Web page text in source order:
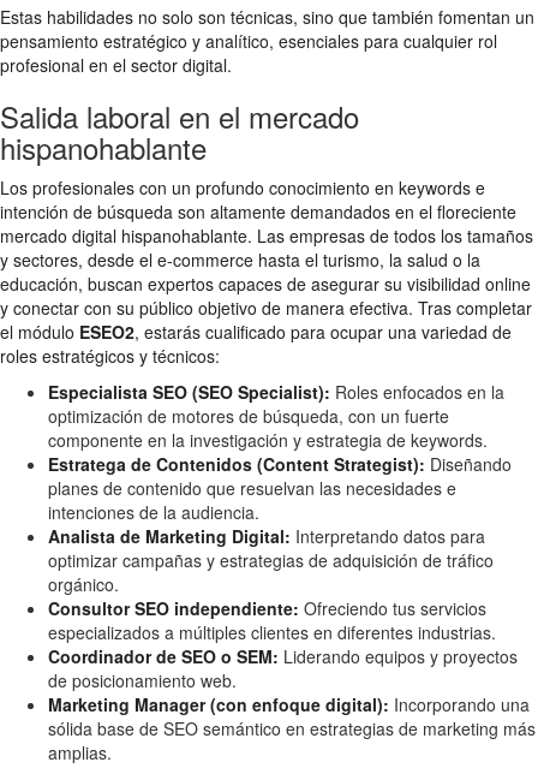
Estas habilidades no solo son técnicas, sino que también fomentan un
pensamiento estratégico y analítico, esenciales para cualquier rol
profesional en el sector digital.
Salida laboral en el mercado
hispanohablante
Los profesionales con un profundo conocimiento en keywords e
intención de búsqueda son altamente demandados en el floreciente
mercado digital hispanohablante. Las empresas de todos los tamaños
y sectores, desde el e-commerce hasta el turismo, la salud o la
educación, buscan expertos capaces de asegurar su visibilidad online
y conectar con su público objetivo de manera efectiva. Tras completar
el módulo ESEO2, estarás cualificado para ocupar una variedad de
roles estratégicos y técnicos:
Especialista SEO (SEO Specialist): Roles enfocados en la
optimización de motores de búsqueda, con un fuerte
componente en la investigación y estrategia de keywords.
Estratega de Contenidos (Content Strategist): Diseñando
planes de contenido que resuelvan las necesidades e
intenciones de la audiencia.
Analista de Marketing Digital: Interpretando datos para
optimizar campañas y estrategias de adquisición de tráfico
orgánico.
Consultor SEO independiente: Ofreciendo tus servicios
especializados a múltiples clientes en diferentes industrias.
Coordinador de SEO o SEM: Liderando equipos y proyectos
de posicionamiento web.
Marketing Manager (con enfoque digital): Incorporando una
sólida base de SEO semántico en estrategias de marketing más
amplias.